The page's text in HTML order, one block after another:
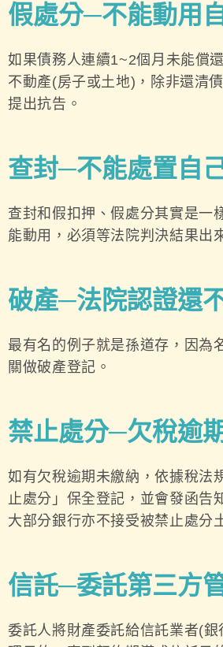
假處分─不能動用
如果債務人連續1~2個月未能償
不動產(房子或土地)，除非還清
提出抗告。
查封─不能處置自
查封和假扣押、假處分其實是一
能動用，必須等法院判決結果出
破產─法院認證還
最有名的例子就是孫道存，因為
關做破產登記。
禁止處分─欠稅逾
如有欠稅逾期未繳納，依據稅法
止處分」保全登記，並會發函告
大部分銀行亦不接受被禁止處分
信託─委託第三方
委託人將財產委託給信託業者(